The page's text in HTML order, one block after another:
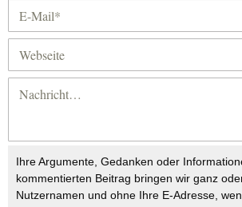
Ihre Argumente, Gedanken oder
kommentierten Beitrag bringen wir ganz
Nutzernamen und ohne Ihre E-Adresse,